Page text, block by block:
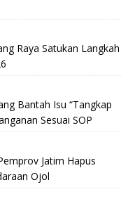
Raya Satukan Langkah
Bantah Isu “Tangkap
Sesuai SOP
Jatim Hapus
Ojol